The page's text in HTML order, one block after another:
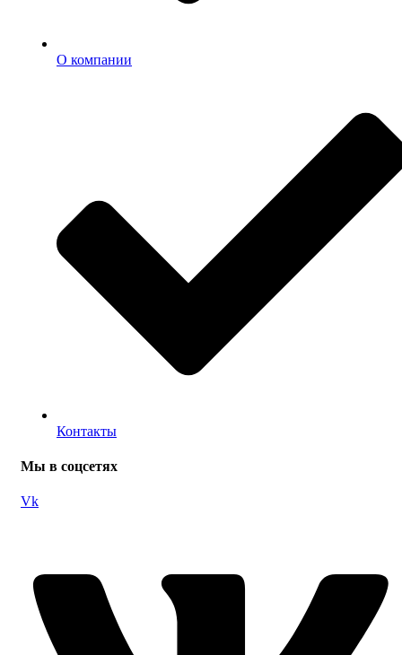
О компании
Контакты
Мы в соцсетях
Vk